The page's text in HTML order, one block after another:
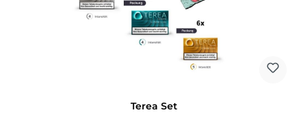
Terea Set